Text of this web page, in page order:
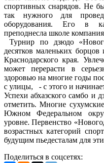
спортивных снарядов. Не
так нужного для
оборудования. Его в
преподнесла школе
Турнир по дзюдо
десятков маленьких
Краснодарского края.
может перерасти в
здоровью на многие годы
с улицы, - с этого и
Успехи абхазского самбо и
отметить. Многие
Южном Федеральном
уровне. Первенство
возрастных категорий
будущим пьедесталам для
Поделиться в соцсетях: